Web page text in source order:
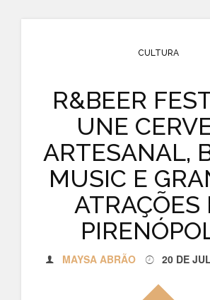
CULTURA
R&BEER
UNE
ARTESANAL,
MUSIC E
ATRAÇÕES
MAYSA ABRÃO 20 DE